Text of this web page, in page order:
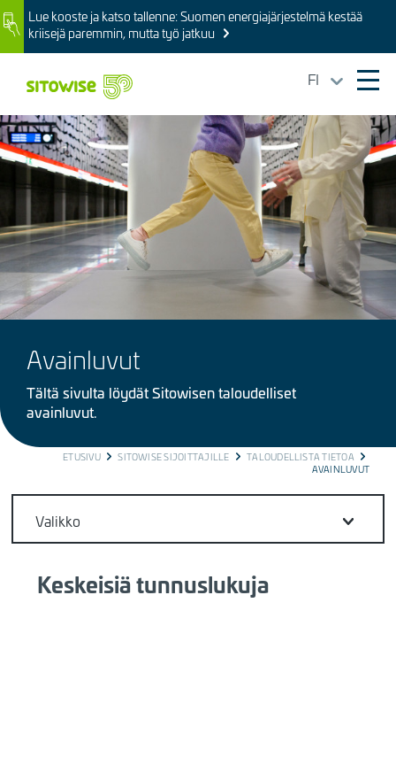
Skip
to
main
ImageLue kooste ja katso tallenne: Suomen energiajärjestelmä kestää
kriisejä paremmin, mutta työ jatkuu
FI
Kuva
Avainluvut
Tältä sivulta löydät Sitowisen taloudelliset
avainluvut.
BREADCRUMB
ETUSIVU SITOWISE SIJOITTAJILLE
TALOUDELLISTA TIETOA
AVAINLUVUT
Valikko
Keskeisiä tunnuslukuja